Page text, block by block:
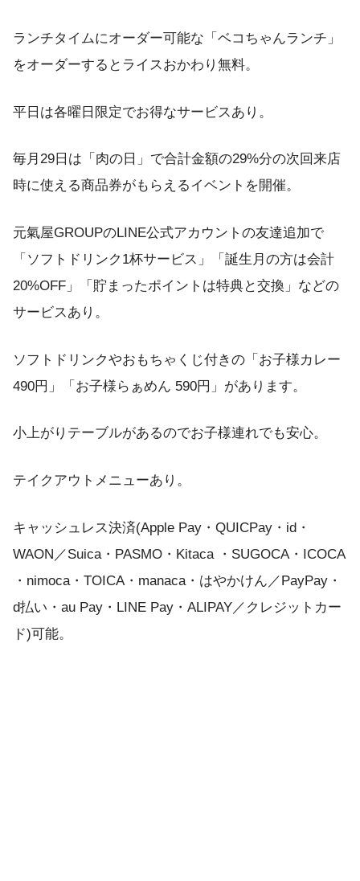
ランチタイムにオーダー可能な「ベコちゃんランチ」
をオーダーするとライスおかわり無料。
平日は各曜日限定でお得なサービスあり。
毎月29日は「肉の日」で合計金額の29%分の次回来店
時に使える商品券がもらえるイベントを開催。
元氣屋GROUPのLINE公式アカウントの友達追加で
「ソフトドリンク1杯サービス」「誕生月の方は会計
20%OFF」「貯まったポイントは特典と交換」などの
サービスあり。
ソフトドリンクやおもちゃくじ付きの「お子様カレー
490円」「お子様らぁめん 590円」があります。
小上がりテーブルがあるのでお子様連れでも安心。
テイクアウトメニューあり。
キャッシュレス決済(Apple Pay・QUICPay・id・
WAON／Suica・PASMO・Kitaca ・SUGOCA・ICOCA
・nimoca・TOICA・manaca・はやかけん／PayPay・
d払い・au Pay・LINE Pay・ALIPAY／クレジットカー
ド)可能。